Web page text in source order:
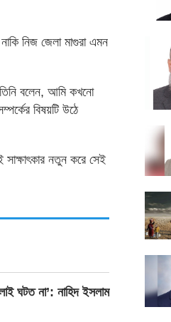
নিজ জেলা মাগুরা এমন
বলেন, আমি কখনো
বিষয়টি উঠে
সাক্ষাৎকার নতুন করে সেই
ঘটত না’: নাহিদ ইসলাম